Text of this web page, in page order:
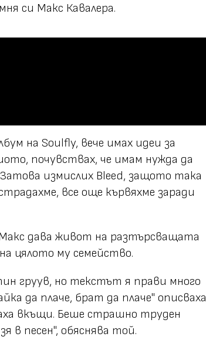
си Макс Кавалера.
на Soulfly, вече имах идеи за
почувствах, че имам нужда да
измислих Bleed, защото така
все още кървяхме заради
дава живот на разтърсващата
цялото му семейство.
груув, но текстът я прави много
да плаче, брат да плаче" описваха
вкъщи. Беше страшно труден
в песен", обяснява той.